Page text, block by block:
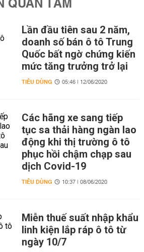
Lần đầu tiên sau 2 năm,
doanh số bán ô tô Trung
Quốc bất ngờ chứng kiến
mức tăng trưởng trở lại
TIÊU DÙNG 05:46 | 12/06/2020
Các hãng xe sang tiếp
tục sa thải hàng ngàn lao
động khi thị trường ô tô
phục hồi chậm chạp sau
dịch Covid-19
TIÊU DÙNG 10:37 | 08/06/2020
Miễn thuế suất nhập khẩu
linh kiện lắp ráp ô tô từ
ngày 10/7